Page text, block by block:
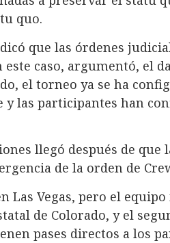
quo.
que las órdenes
caso, argumentó, el
el torneo ya se ha
y las participantes han
llegó después de que
de la orden de
Las Vegas, pero el
de Colorado, y el
pases directos a los